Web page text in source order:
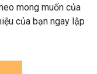
mong muốn của
của bạn ngay lập